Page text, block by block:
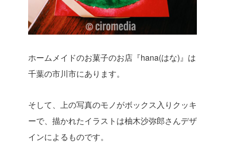
ホームメイドのお菓子のお店『hana(はな)』は
千葉の市川市にあります。
そして、上の写真のモノがボックス入りクッキ
ーで、描かれたイラストは柚木沙弥郎さんデザ
インによるものです。